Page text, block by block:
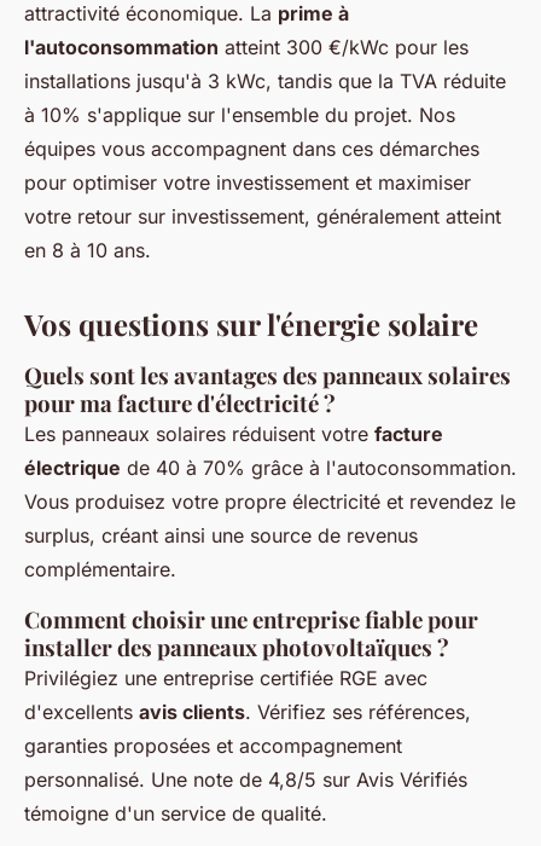
attractivité économique. La prime à
l'autoconsommation atteint 300 €/kWc pour les
installations jusqu'à 3 kWc, tandis que la TVA réduite
à 10% s'applique sur l'ensemble du projet. Nos
équipes vous accompagnent dans ces démarches
pour optimiser votre investissement et maximiser
votre retour sur investissement, généralement atteint
en 8 à 10 ans.
Vos questions sur l'énergie solaire
Quels sont les avantages des panneaux solaires
pour ma facture d'électricité ?
Les panneaux solaires réduisent votre facture
électrique de 40 à 70% grâce à l'autoconsommation.
Vous produisez votre propre électricité et revendez le
surplus, créant ainsi une source de revenus
complémentaire.
Comment choisir une entreprise fiable pour
installer des panneaux photovoltaïques ?
Privilégiez une entreprise certifiée RGE avec
d'excellents avis clients. Vérifiez ses références,
garanties proposées et accompagnement
personnalisé. Une note de 4,8/5 sur Avis Vérifiés
témoigne d'un service de qualité.